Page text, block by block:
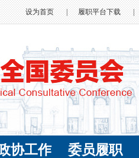
设为首页 履职平台下载 |
协工作 委员履职